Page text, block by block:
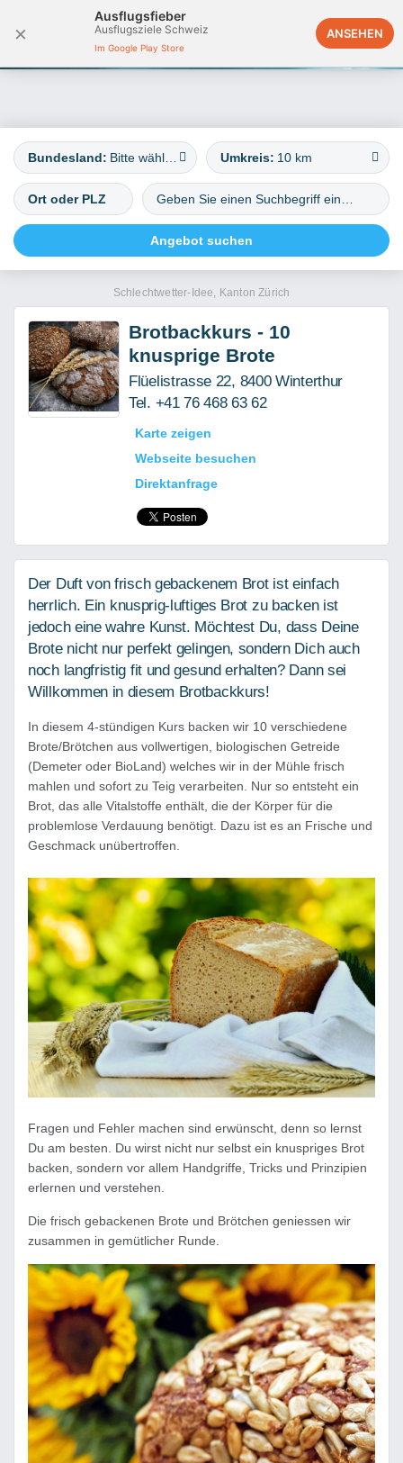
×
Ausflugsfieber
Ausflugsziele Schweiz
Im Google Play Store
ANSEHEN
Deutschland
Bundesland: Umkreis: 10 km
Schlechtwetter-Idee, Kanton Zürich
Brotbackkurs - 10
knusprige Brote
Flüelistrasse 22, 8400 Winterthur
Tel. +41 76 468 63 62
Karte zeigen
Webseite besuchen
Direktanfrage
Der Duft von frisch gebackenem Brot ist einfach
herrlich. Ein knusprig-luftiges Brot zu backen ist
jedoch eine wahre Kunst. Möchtest Du, dass Deine
Brote nicht nur perfekt gelingen, sondern Dich auch
noch langfristig fit und gesund erhalten? Dann sei
Willkommen in diesem Brotbackkurs!
In diesem 4-stündigen Kurs backen wir 10 verschiedene
Brote/Brötchen aus vollwertigen, biologischen Getreide
(Demeter oder BioLand) welches wir in der Mühle frisch
mahlen und sofort zu Teig verarbeiten. Nur so entsteht ein
Brot, das alle Vitalstoffe enthält, die der Körper für die
problemlose Verdauung benötigt. Dazu ist es an Frische und
Geschmack unübertroffen.
Fragen und Fehler machen sind erwünscht, denn so lernst
Du am besten. Du wirst nicht nur selbst ein knuspriges Brot
backen, sondern vor allem Handgriffe, Tricks und Prinzipien
erlernen und verstehen.
Die frisch gebackenen Brote und Brötchen geniessen wir
zusammen in gemütlicher Runde.